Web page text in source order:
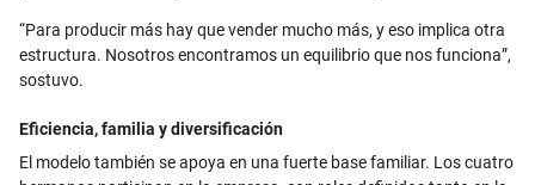
“Para producir más hay que vender mucho más, y eso implica otra
estructura. Nosotros encontramos un equilibrio que nos funciona”,
sostuvo.
Eficiencia, familia y diversificación
El modelo también se apoya en una fuerte base familiar. Los cuatro